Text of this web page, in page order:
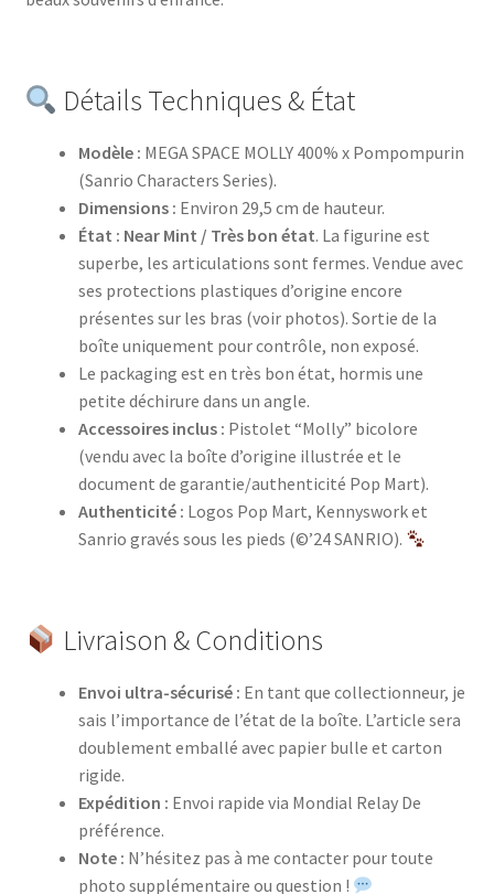
Détails Techniques & État
Modèle : MEGA SPACE MOLLY 400% x Pompompurin
(Sanrio Characters Series).
Dimensions : Environ 29,5 cm de hauteur.
État : Near Mint / Très bon état. La figurine est
superbe, les articulations sont fermes. Vendue avec
ses protections plastiques d’origine encore
présentes sur les bras (voir photos). Sortie de la
boîte uniquement pour contrôle, non exposé.
Le packaging est en très bon état, hormis une
petite déchirure dans un angle.
Accessoires inclus : Pistolet “Molly” bicolore
(vendu avec la boîte d’origine illustrée et le
document de garantie/authenticité Pop Mart).
Authenticité : Logos Pop Mart, Kennyswork et
Sanrio gravés sous les pieds (©’24 SANRIO).
Livraison & Conditions
Envoi ultra-sécurisé : En tant que collectionneur, je
sais l’importance de l’état de la boîte. L’article sera
doublement emballé avec papier bulle et carton
rigide.
Expédition : Envoi rapide via Mondial Relay De
préférence.
Note : N’hésitez pas à me contacter pour toute
photo supplémentaire ou question !